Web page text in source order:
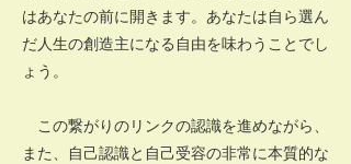
はあなたの前に開きます。あなたは自ら選ん
だ人生の創造主になる自由を味わうことでし
ょう。
この繋がりのリンクの認識を進めながら、
また、自己認識と自己受容の非常に本質的な